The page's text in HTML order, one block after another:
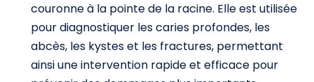
couronne à la pointe de la racine. Elle est utilisée
pour diagnostiquer les caries profondes, les
abcès, les kystes et les fractures, permettant
ainsi une intervention rapide et efficace pour